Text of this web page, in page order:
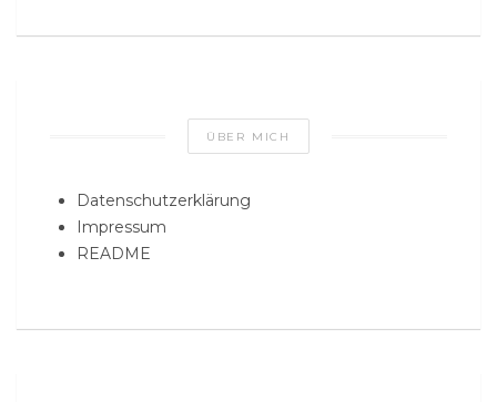
ÜBER MICH
Datenschutzerklärung
Impressum
README